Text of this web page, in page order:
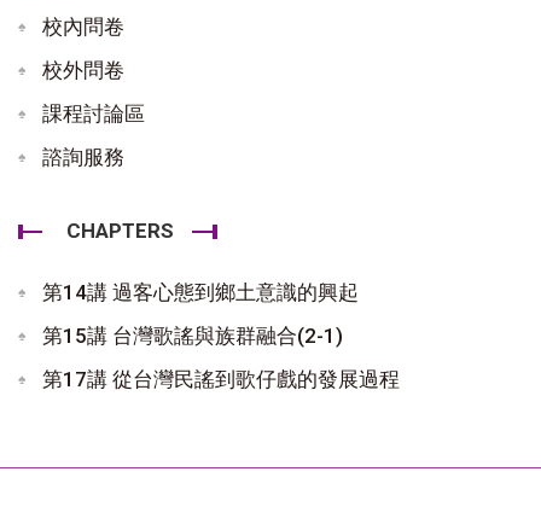
校內問卷
校外問卷
課程討論區
諮詢服務
CHAPTERS
第14講 過客心態到鄉土意識的興起
第15講 台灣歌謠與族群融合(2-1)
第17講 從台灣民謠到歌仔戲的發展過程